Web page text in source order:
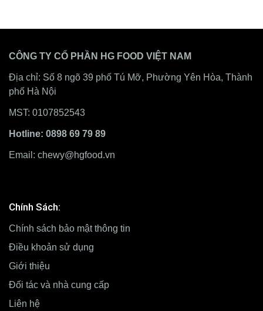
CÔNG TY CỔ PHẦN HG FOOD VIỆT NAM
Địa chỉ: Số 8 ngõ 39 phố Tú Mỡ, Phường Yên Hòa, Thành
phố Hà Nội
MST: 0107852543
Hotline: 0898 69 79 89
Email: chewy@hgfood.vn
Chính Sách:
Chính sách bảo mật thông tin
Điều khoản sử dụng
Giới thiệu
Đối tác và nhà cung cấp
Liên hệ